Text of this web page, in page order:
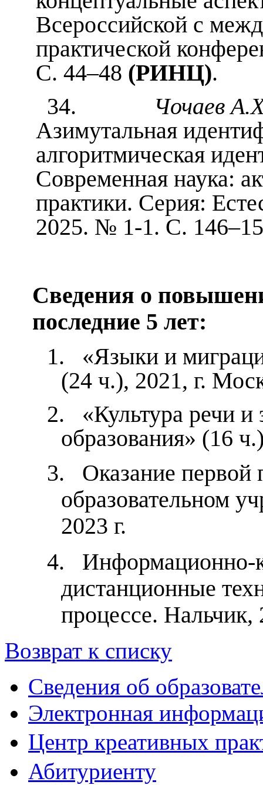
Всероссийской с
практической
С. 44–48 (РИНЦ).
34.
Чочаев
Азимутальная
алгоритмическая
Современная наука:
практики. Серия:
2025. № 1-1. С.
Сведения о
последние 5 лет:
1.
«Языки и
(24 ч.), 2021, г.
2.
«Культура речи
образования» (16
3.
Оказание
образовательном
2023 г.
4.
Информационно-
дистанционные
процессе. Нальчик,
Возврат к списку
Сведения об
Электронная
Центр креативных
Абитуриенту